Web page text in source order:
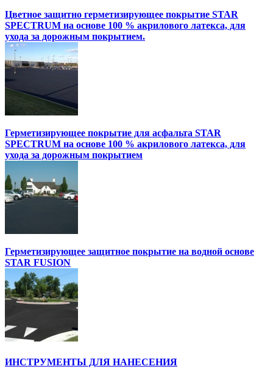
Цветное защитно герметизирующее покрытие STAR
SPECTRUM на основе 100 % акрилового латекса, для
ухода за дорожным покрытием.
Герметизирующее покрытие для асфальта STAR
SPECTRUM на основе 100 % акрилового латекса, для
ухода за дорожным покрытием
Герметизирующее защитное покрытие на водной основе
STAR FUSION
ИНСТРУМЕНТЫ ДЛЯ НАНЕСЕНИЯ